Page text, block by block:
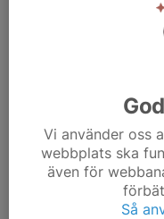
Johanna
072-523 36 65
Angelica
Lagledare
070-517 44 53
Vi använder oss
webbplats ska
även för
Så